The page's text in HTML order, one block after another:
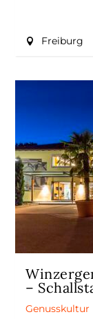
Freiburg
–
Genusskultur